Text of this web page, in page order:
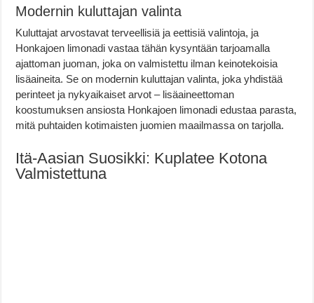
Modernin kuluttajan valinta
Kuluttajat arvostavat terveellisiä ja eettisiä valintoja, ja
Honkajoen limonadi vastaa tähän kysyntään tarjoamalla
ajattoman juoman, joka on valmistettu ilman keinotekoisia
lisäaineita. Se on modernin kuluttajan valinta, joka yhdistää
perinteet ja nykyaikaiset arvot – lisäaineettoman
koostumuksen ansiosta Honkajoen limonadi edustaa parasta,
mitä puhtaiden kotimaisten juomien maailmassa on tarjolla.
Itä-Aasian Suosikki: Kuplatee Kotona
Valmistettuna